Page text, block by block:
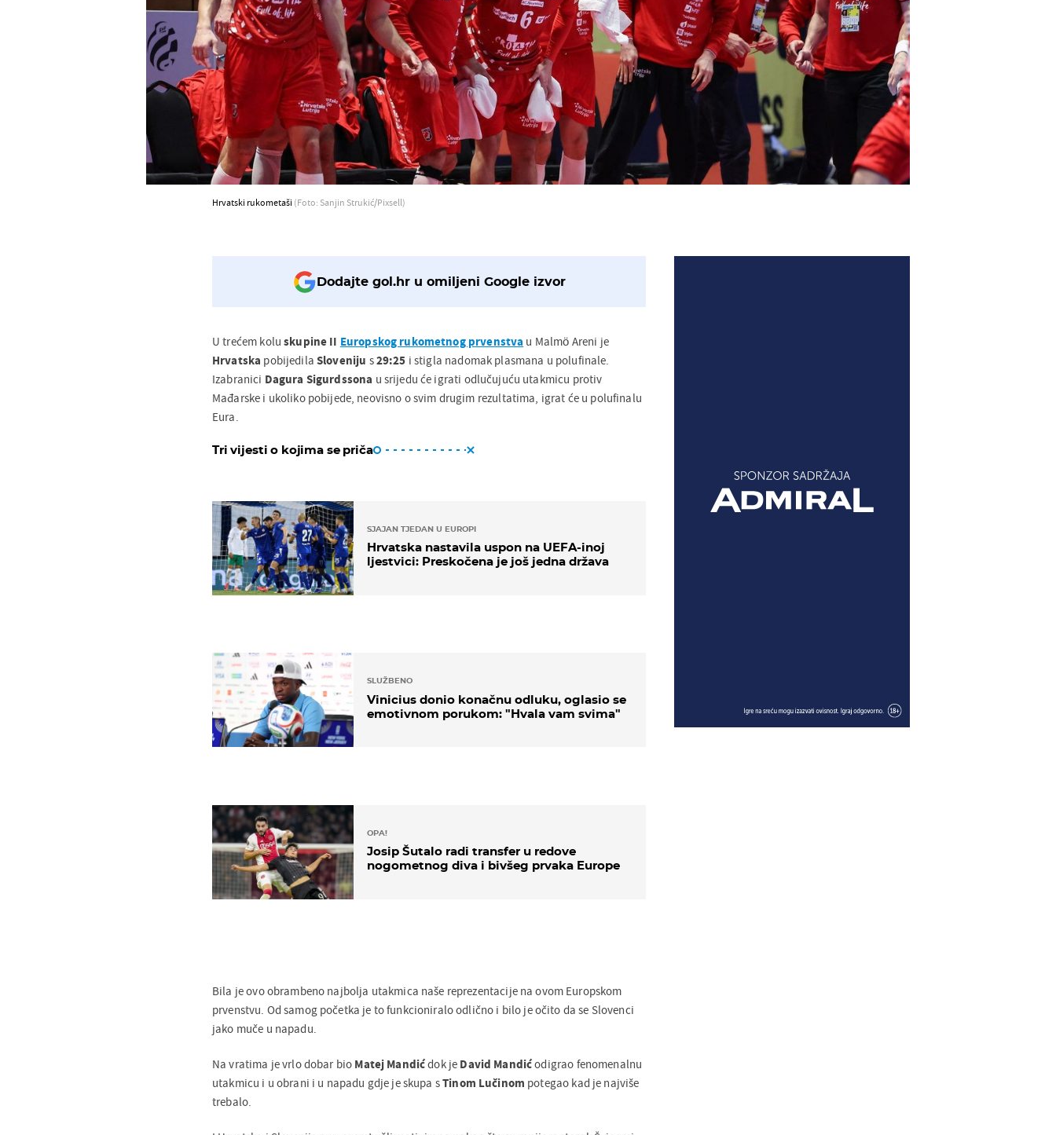
Hrvatski rukometaši (Foto: Sanjin Strukić/Pixsell)
Dodajte gol.hr u omiljeni Google izvor
U trećem koluskupine II Europskog rukometnog prvenstva u Malmö Areni je
Hrvatska pobijedilaSloveniju s29:25 i stigla nadomak plasmana u polufinale.
Izabranici Dagura Sigurdssona u srijedu će igrati odlučujuću utakmicu protiv
Mađarske i ukoliko pobijede, neovisno o svim drugim rezultatima, igrat će u polufinalu
Eura.
Tri vijesti o kojima se priča
SJAJAN TJEDAN U EUROPI
Hrvatska nastavila uspon na UEFA-inoj
ljestvici: Preskočena je još jedna država
SLUŽBENO
Vinicius donio konačnu odluku, oglasio se
emotivnom porukom: "Hvala vam svima"
OPA!
Josip Šutalo radi transfer u redove
nogometnog diva i bivšeg prvaka Europe
Bila je ovo obrambeno najbolja utakmica naše reprezentacije na ovom Europskom
prvenstvu. Od samog početka je to funkcioniralo odlično i bilo je očito da se Slovenci
jako muče u napadu.
Na vratima je vrlo dobar bio Matej Mandićdok je David Mandićodigrao fenomenalnu
utakmicu i u obrani i u napadu gdje je skupa sTinom Lučinom potegao kad je najviše
trebalo.